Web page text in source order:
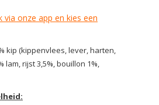
via onze app en kies een
kip (kippenvlees, lever, harten,
lam, rijst 3,5%, bouillon 1%,